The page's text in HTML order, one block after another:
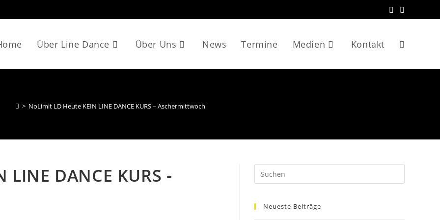
Über Line Dance Über Uns News Termine Medien Kontakt Website-
umschalten
> NoLimit LD Heute KEIN LINE DANCE KURS – Aschermittwoch
DANCE KURS -
Neueste Beiträge